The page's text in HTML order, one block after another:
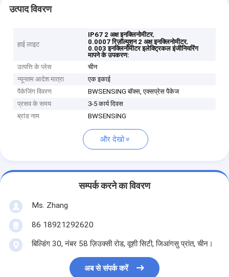
उत्पाद विवरण
हाई लाइट
IP67 2 अक्ष इनक्लिनोमीटर,
0.0007 रिज़ॉल्यूशन 2 अक्ष इनक्लिनोमीटर,
0.003 इनक्लिनोमीटर इलेक्ट्रिकल इंजीनियरिंग
मापने के उपकरण:
उत्पत्ति के प्लेस
चीन
न्यूनतम आदेश मात्रा
एक इकाई
पैकेजिंग विवरण
BWSENSING बॉक्स, एक्सप्रेस पैकेज
प्रसव के समय
3-5 कार्य दिवस
ब्रांड नाम
BWSENSING
और देखो
सम्पर्क करने का विवरण
Ms. Zhang
86 18921292620
बिल्डिंग 30, नंबर 58 ज़िउक्सी रोड, वूशी सिटी, जिआंगसु प्रांत, चीन।
अब से संपर्क करें